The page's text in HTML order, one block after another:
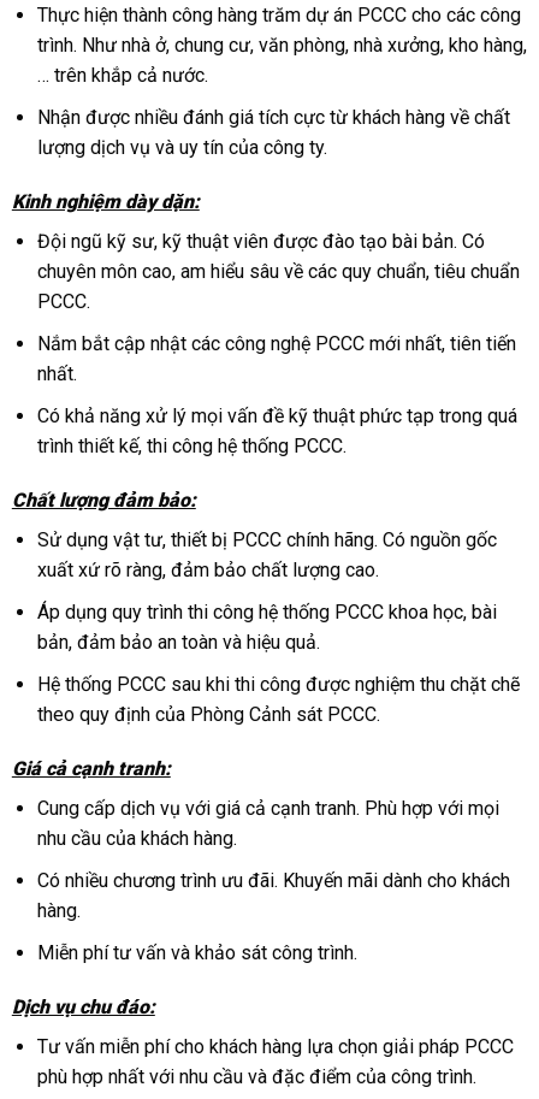
Thực hiện thành công hàng trăm dự án PCCC cho các công
trình. Như nhà ở, chung cư, văn phòng, nhà xưởng, kho hàng,
… trên khắp cả nước.
Nhận được nhiều đánh giá tích cực từ khách hàng về chất
lượng dịch vụ và uy tín của công ty.
Kinh nghiệm dày dặn:
Đội ngũ kỹ sư, kỹ thuật viên được đào tạo bài bản. Có
chuyên môn cao, am hiểu sâu về các quy chuẩn, tiêu chuẩn
PCCC.
Nắm bắt cập nhật các công nghệ PCCC mới nhất, tiên tiến
nhất.
Có khả năng xử lý mọi vấn đề kỹ thuật phức tạp trong quá
trình thiết kế, thi công hệ thống PCCC.
Chất lượng đảm bảo:
Sử dụng vật tư, thiết bị PCCC chính hãng. Có nguồn gốc
xuất xứ rõ ràng, đảm bảo chất lượng cao.
Áp dụng quy trình thi công hệ thống PCCC khoa học, bài
bản, đảm bảo an toàn và hiệu quả.
Hệ thống PCCC sau khi thi công được nghiệm thu chặt chẽ
theo quy định của Phòng Cảnh sát PCCC.
Giá cả cạnh tranh:
Cung cấp dịch vụ với giá cả cạnh tranh. Phù hợp với mọi
nhu cầu của khách hàng.
Có nhiều chương trình ưu đãi. Khuyến mãi dành cho khách
hàng.
Miễn phí tư vấn và khảo sát công trình.
Dịch vụ chu đáo:
Tư vấn miễn phí cho khách hàng lựa chọn giải pháp PCCC
phù hợp nhất với nhu cầu và đặc điểm của công trình.